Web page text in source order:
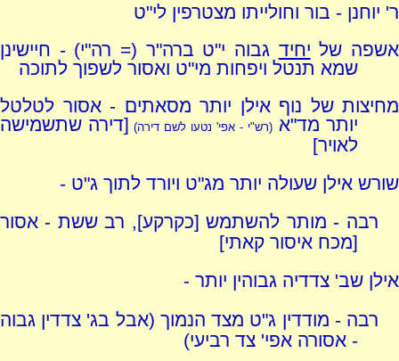
ר' יוחנן - בור וחולייתו מצטרפין לי"ט
אשפה של יחיד גבוה י"ט ברה"ר (= רה"י) - חיישינן
שמא תנטל ויפחות מי"ט ואסור לשפוך לתוכה
מחיצות של נוף אילן יותר מסאתים - אסור לטלטל
יותר מד"א(רש"י - אפי' נטעו לשם דירה) [דירה שתשמישה
לאויר]
שורש אילן שעולה יותר מג"ט ויורד לתוך ג"ט -
רבה - מותר להשתמש [כקרקע], רב ששת - אסור
[מכח איסור קאתי]
אילן שב' צדדיה גבוהין יותר -
רבה - מודדין ג"ט מצד הנמוך (אבל בג' צדדין גבוה
- אסורה אפי' צד רביעי)